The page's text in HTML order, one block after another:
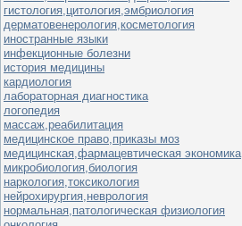
гистология,цитология,эмбриология
дерматовенерология,косметология
иностранные языки
инфекционные болезни
история медицины
кардиология
лабораторная диагностика
логопедия
массаж,реабилитация
медицинское право,приказы моз
медицинская,фармацевтическая экономика
микробиология,биология
наркология,токсикология
нейрохирургия,неврология
нормальная,патологическая физиология